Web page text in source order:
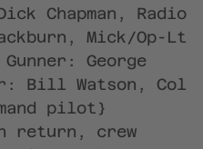
Chapman, Radio
Mick/Op-Lt
George
Bill Watson, Col
pilot}
return, crew